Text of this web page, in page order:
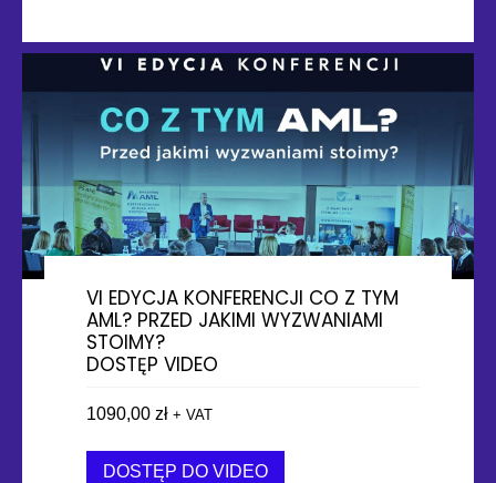
VI EDYCJA KONFERENCJI CO Z TYM
AML? PRZED JAKIMI WYZWANIAMI
STOIMY?
DOSTĘP VIDEO
1090,00zł + VAT
DOSTĘP DO VIDEO